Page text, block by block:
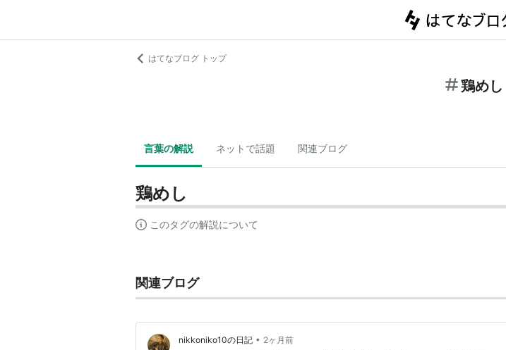
はてなブログ トップ
鶏めし
言葉の解説 ネットで話題 関連ブログ
鶏めし
このタグの解説について
関連ブログ
nikkoniko10の日記 • 2ヶ月前